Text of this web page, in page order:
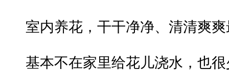
室内养花，干干净净、清清爽爽
基本不在家里给花儿浇水，也